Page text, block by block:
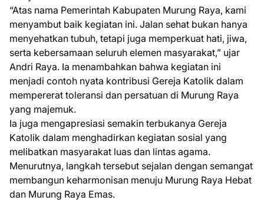
“Atas nama Pemerintah Kabupaten Murung Raya, kami
menyambut baik kegiatan ini. Jalan sehat bukan hanya
menyehatkan tubuh, tetapi juga memperkuat hati, jiwa,
serta kebersamaan seluruh elemen masyarakat,” ujar
Andri Raya. Ia menambahkan bahwa kegiatan ini
menjadi contoh nyata kontribusi Gereja Katolik dalam
mempererat toleransi dan persatuan di Murung Raya
yang majemuk.
Ia juga mengapresiasi semakin terbukanya Gereja
Katolik dalam menghadirkan kegiatan sosial yang
melibatkan masyarakat luas dan lintas agama.
Menurutnya, langkah tersebut sejalan dengan semangat
membangun keharmonisan menuju Murung Raya Hebat
dan Murung Raya Emas.